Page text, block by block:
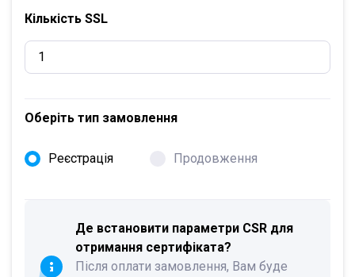
Кількість SSL
Оберіть тип замовлення
Реєстрація Продовження
Де встановити параметри CSR для
отримання сертифіката?
Після оплати замовлення, Вам буде